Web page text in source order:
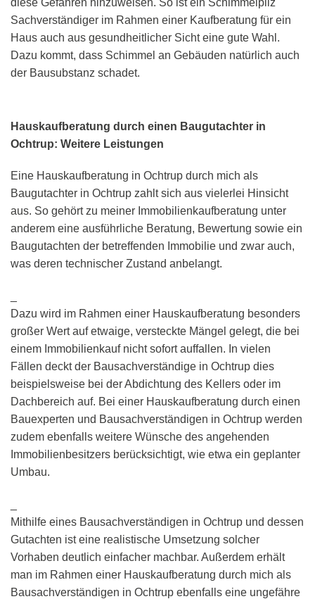
Sachverständiger im Rahmen einer Kaufberatung für ein
Haus auch aus gesundheitlicher Sicht eine gute Wahl.
Dazu kommt, dass Schimmel an Gebäuden natürlich auch
der Bausubstanz schadet.
Hauskaufberatung durch einen Baugutachter in
Ochtrup: Weitere Leistungen
Eine Hauskaufberatung in Ochtrup durch mich als
Baugutachter in Ochtrup zahlt sich aus vielerlei Hinsicht
aus. So gehört zu meiner Immobilienkaufberatung unter
anderem eine ausführliche Beratung, Bewertung sowie ein
Baugutachten der betreffenden Immobilie und zwar auch,
was deren technischer Zustand anbelangt.
Dazu wird im Rahmen einer Hauskaufberatung besonders
großer Wert auf etwaige, versteckte Mängel gelegt, die bei
einem Immobilienkauf nicht sofort auffallen. In vielen
Fällen deckt der Bausachverständige in Ochtrup dies
beispielsweise bei der Abdichtung des Kellers oder im
Dachbereich auf. Bei einer Hauskaufberatung durch einen
Bauexperten und Bausachverständigen in Ochtrup werden
zudem ebenfalls weitere Wünsche des angehenden
Immobilienbesitzers berücksichtigt, wie etwa ein geplanter
Umbau.
Mithilfe eines Bausachverständigen in Ochtrup und dessen
Gutachten ist eine realistische Umsetzung solcher
Vorhaben deutlich einfacher machbar. Außerdem erhält
man im Rahmen einer Hauskaufberatung durch mich als
Bausachverständigen in Ochtrup ebenfalls eine ungefähre